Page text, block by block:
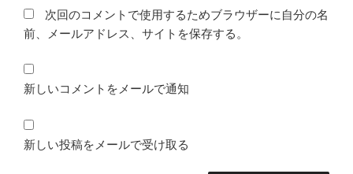
次回のコメントで使用するためブラウザーに自分の名
前、メールアドレス、サイトを保存する。
新しいコメントをメールで通知
新しい投稿をメールで受け取る